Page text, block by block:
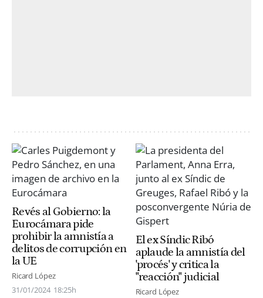
Revés al Gobierno: la
Eurocámara pide
prohibir la amnistía a
delitos de corrupción en
la UE
Ricard López
31/01/2024 18:25h
El ex Síndic Ribó
aplaude la amnistía del
'procés' y critica la
"reacción" judicial
Ricard López